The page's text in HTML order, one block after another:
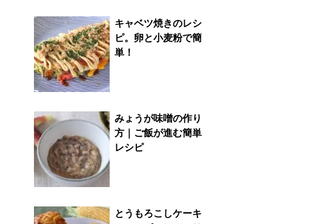
キャベツ焼きのレシ
ピ。卵と小麦粉で簡
単！
みょうが味噌の作り
方｜ご飯が進む簡単
レシピ
とうもろこしケーキ